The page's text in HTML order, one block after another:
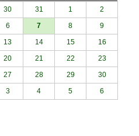
30 31 1
2
6 7 8
9
13 14 15
16
20 21 22
23
27 28 29
30
3 4 5 6